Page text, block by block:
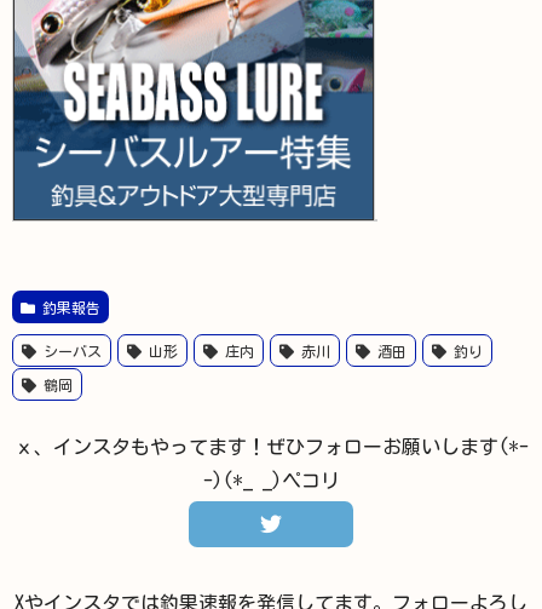
釣果報告
シーバス 山形 庄内 赤川 酒田 釣り
鶴岡
ｘ、インスタもやってます！ぜひフォローお願いします(*-
-)(*_ _)ペコリ
Xやインスタでは釣果速報を発信してます。フォローよろし